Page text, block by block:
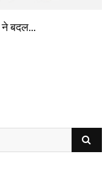
ने बदल…